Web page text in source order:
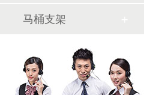
马桶支架